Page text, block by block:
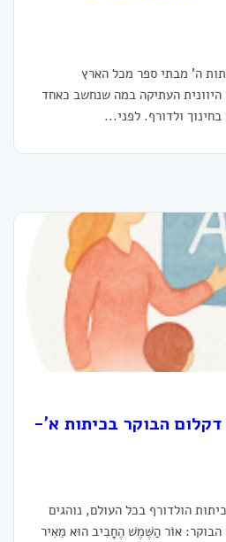
ה' מבתי ספר מכל הארץ
היוונית העתיקה במה שנחשב כאחד
ולדורף. לפני...
הבוקר בכיתות א'-
הולדורף בכל העולם, נוהגים
אוֹר הַשֶּׁמֶשׁ הֶחָבִיב הוּא מֵאִיר